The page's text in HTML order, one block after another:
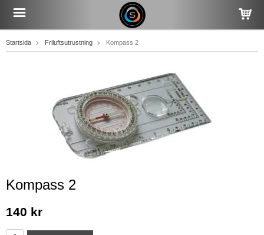
Startsida Friluftsutrustning Kompass 2
Kompass 2
140 kr